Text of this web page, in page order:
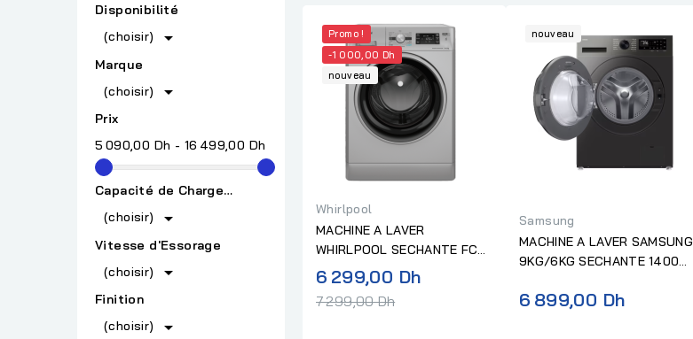
Disponibilité
(choisir)

Marque
(choisir)

Prix
5 090,00 Dh - 16 499,00 Dh
Capacité de Chargement
(choisir)

Vitesse d'Essorage
(choisir)

Finition
(choisir)

Promo !
-1 000,00 Dh
nouveau
Whirlpool
MACHINE A LAVER
WHIRLPOOL SECHANTE FC
9KG/6KG 1400T SILVER...
6 299,00 DhPrix
7 299,00 Dh
nouveau
Samsung
MACHINE A LAVER SAMSUNG
9KG/6KG SECHANTE 1400T
6 899,00 Dh